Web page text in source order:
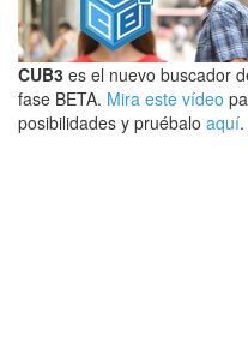
CUB3 es el nuevo buscador
fase BETA. Mira este vídeo
posibilidades y pruébalo aquí.